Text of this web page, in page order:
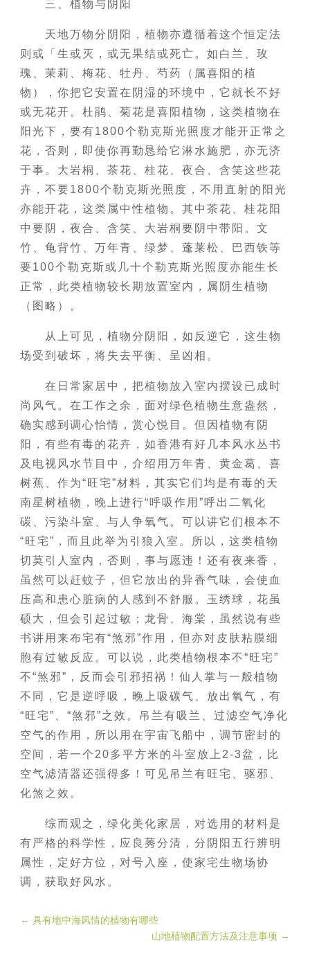
三、植物与阴阳
天地万物分阴阳，植物亦遵循着这个恒定法
则或「生或灭，或无果结或死亡。如白兰、玫
瑰、茉莉、梅花、牡丹、芍药（属喜阳的植
物），你把它安置在阴湿的环境中，它就长不好
或无花开。杜鹃、菊花是喜阳植物，这类植物在
阳光下，要有1800个勒克斯光照度才能开正常之
花，否则，即使你再勤恳给它淋水施肥，亦无济
于事。大岩桐、茶花、桂花、夜合、含笑这些花
卉，不要1800个勒克斯光照度，不用直射的阳光
亦能开花，这类属中性植物。其中茶花、桂花阳
中要阴，夜合、含笑、大岩桐要阴中带阳。文
竹、龟背竹、万年青、绿梦、蓬莱松、巴西铁等
要100个勒克斯或几十个勒克斯光照度亦能生长
正常，此类植物较长期放置室内，属阴生植物
（图略）。
从上可见，植物分阴阳，如反逆它，这生物
场受到破坏，将失去平衡、呈凶相。
在日常家居中，把植物放入室内摆设已成时
尚风气。在工作之余，面对绿色植物生意盎然，
确实感到调心怡情，赏心悦目。但因植物有阴
阳，有些有毒的花卉，如香港有好几本风水丛书
及电视风水节目中，介绍用万年青、黄金葛、喜
树蕉、作为“旺宅”材料，其实它们均是有毒的天
南星树植物，晚上进行“呼吸作用”呼出二氧化
碳、污染斗室、与人争氧气。可以讲它们根本不
“旺宅”，而且此举为引狼入室。所以，这类植物
切莫引人室内，否则，事与愿违！还有夜来香，
虽然可以赶蚊子，但它放出的异香气味，会使血
压高和患心脏病的人感到不舒服。玉绣球，花虽
硕大，但会引起过敏；龙骨、海棠，虽然说有些
书讲用来布宅有“煞邪”作用，但亦对皮肤粘膜细
胞有过敏反应。可以说，此类植物根本不“旺宅”
不“煞邪”，反而会引邪招祸！仙人掌与一般植物
不同，它是逆呼吸，晚上吸碳气、放出氧气，有
“旺宅”、“煞邪”之效。吊兰有吸兰、过滤空气净化
空气的作用，所以用在宇宙飞船中，调节密封的
空间，若一个20多平方米的斗室放上2-3盆，比
空气滤清器还强得多！可见吊兰有旺宅、驱邪、
化煞之效。
综而观之，绿化美化家居，对选用的材料是
有严格的科学性，应良莠分清，分阴阳五行辨明
属性，定好方位，对号入座，使家宅生物场协
调，获取好风水。
←具有地中海风情的植物有哪些
山地植物配置方法及注意事项 →